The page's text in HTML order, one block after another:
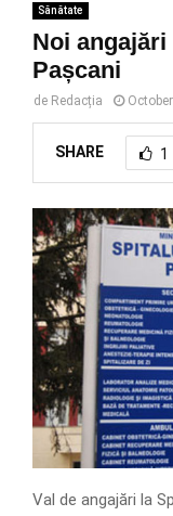
Sănătate
Noi
Pașcani
de Redacția
SHARE 1
Val de angajări la